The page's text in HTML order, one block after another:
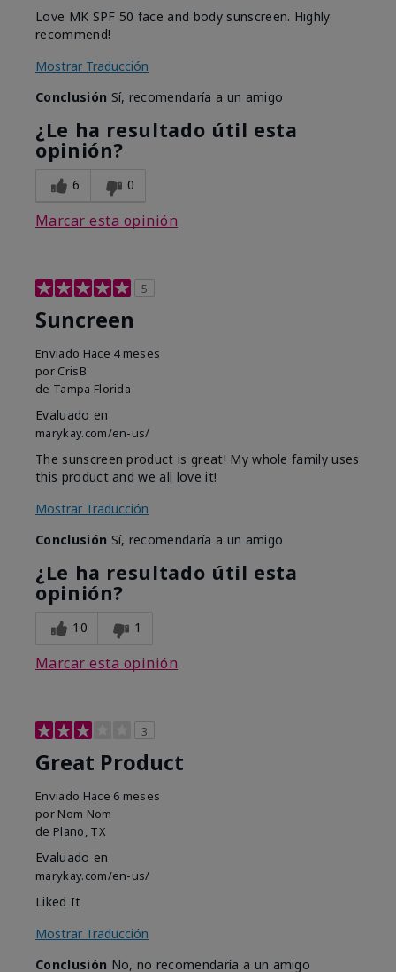
Love MK SPF 50 face and body sunscreen. Highly
recommend!
Mostrar Traducción
Conclusión Sí, recomendaría a un amigo
¿Le ha resultado útil esta
opinión?
6 0
Marcar esta opinión
5
Suncreen
Enviado Hace 4 meses
por CrisB
de Tampa Florida
Evaluado en
marykay.com/en-us/
The sunscreen product is great! My whole family uses
this product and we all love it!
Mostrar Traducción
Conclusión Sí, recomendaría a un amigo
¿Le ha resultado útil esta
opinión?
10 1
Marcar esta opinión
3
Great Product
Enviado Hace 6 meses
por Nom Nom
de Plano, TX
Evaluado en
marykay.com/en-us/
Liked It
Mostrar Traducción
Conclusión No, no recomendaría a un amigo